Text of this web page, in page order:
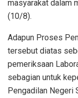
masyarakat dalam
(10/8).
Adapun Proses
tersebut diatas
pemeriksaan
sebagian untuk
Pengadilan Negeri